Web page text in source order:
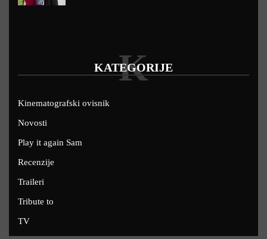
KATEGORIJE
K
Kinematografski ovisnik
Novosti
Play it again Sam
Recenzije
Traileri
Tribute to
TV